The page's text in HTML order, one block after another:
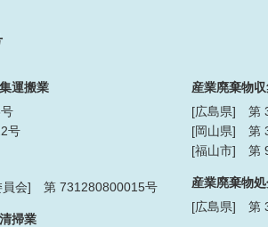
運搬業
号
員会] 第 731280800015号
掃業
産業廃棄物
[広島県] 第
[岡山県] 第
[福山市] 第
産業廃棄物
[広島県] 第